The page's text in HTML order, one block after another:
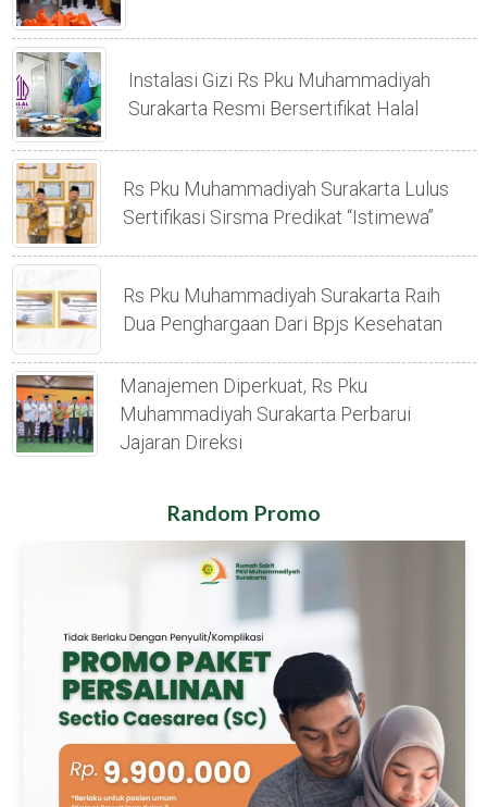
Instalasi Gizi Rs Pku Muhammadiyah
Surakarta Resmi Bersertifikat Halal
Rs Pku Muhammadiyah Surakarta Lulus
Sertifikasi Sirsma Predikat “istimewa”
Rs Pku Muhammadiyah Surakarta Raih
Dua Penghargaan Dari Bpjs Kesehatan
Manajemen Diperkuat, Rs Pku
Muhammadiyah Surakarta Perbarui
Jajaran Direksi
Random Promo